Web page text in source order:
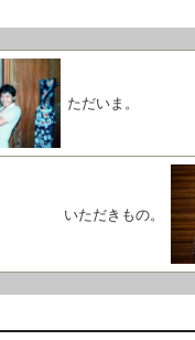
ただいま。
いただきもの。